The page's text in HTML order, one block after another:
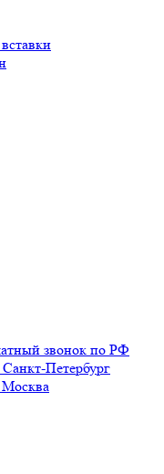
звонок по РФ
Петербург